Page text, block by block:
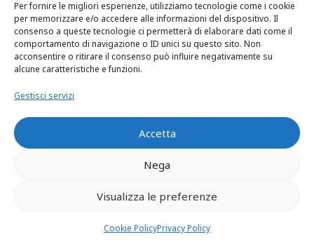
Per fornire le migliori esperienze, utilizziamo tecnologie come i cookie
per memorizzare e/o accedere alle informazioni del dispositivo. Il
consenso a queste tecnologie ci permetterà di elaborare dati come il
comportamento di navigazione o ID unici su questo sito. Non
acconsentire o ritirare il consenso può influire negativamente su
alcune caratteristiche e funzioni.
Gestisci servizi
Accetta
Nega
Visualizza le preferenze
Cookie PolicyPrivacy Policy
costituisce un adempimento necessario
nelle procedure relative al loro
affidamento nel primo grado di giudizio,
con la conseguenza che la nullità della
sentenza per la violazione dell’obbligo
di audizione può essere fatta valere nei
161 c.p.c. e, dunque, è deducibile con
motivo inoltre è sfornito di elementi
sull’affidamento motivata in ragione
alienazione parentale (PAS) causata da